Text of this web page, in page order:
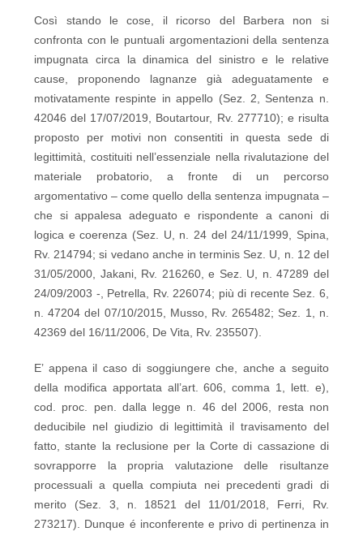
Così stando le cose, il ricorso del Barbera non si
confronta con le puntuali argomentazioni della sentenza
impugnata circa la dinamica del sinistro e le relative
cause, proponendo lagnanze già adeguatamente e
motivatamente respinte in appello (Sez. 2, Sentenza n.
42046 del 17/07/2019, Boutartour, Rv. 277710); e risulta
proposto per motivi non consentiti in questa sede di
legittimità, costituiti nell’essenziale nella rivalutazione del
materiale probatorio, a fronte di un percorso
argomentativo – come quello della sentenza impugnata –
che si appalesa adeguato e rispondente a canoni di
logica e coerenza (Sez. U, n. 24 del 24/11/1999, Spina,
Rv. 214794; si vedano anche in terminis Sez. U, n. 12 del
31/05/2000, Jakani, Rv. 216260, e Sez. U, n. 47289 del
24/09/2003 -, Petrella, Rv. 226074; più di recente Sez. 6,
n. 47204 del 07/10/2015, Musso, Rv. 265482; Sez. 1, n.
42369 del 16/11/2006, De Vita, Rv. 235507).
E’ appena il caso di soggiungere che, anche a seguito
della modifica apportata all’art. 606, comma 1, lett. e),
cod. proc. pen. dalla legge n. 46 del 2006, resta non
deducibile nel giudizio di legittimità il travisamento del
fatto, stante la reclusione per la Corte di cassazione di
sovrapporre la propria valutazione delle risultanze
processuali a quella compiuta nei precedenti gradi di
merito (Sez. 3, n. 18521 del 11/01/2018, Ferri, Rv.
273217). Dunque é inconferente e privo di pertinenza in